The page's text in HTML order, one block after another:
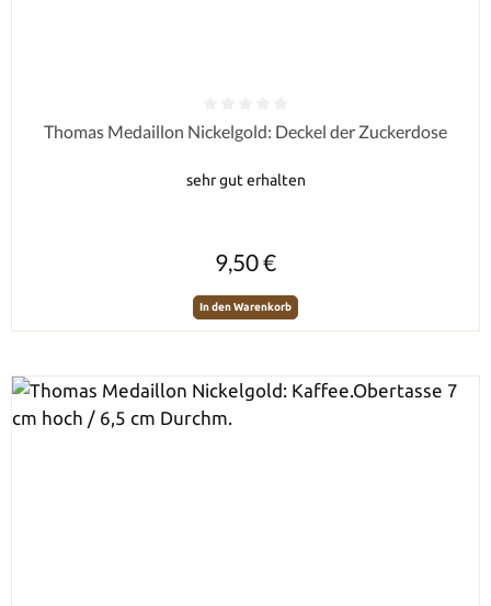
Durchschnittliche Bewertung von 0 von 5 Sternen
Thomas Medaillon Nickelgold: Deckel der Zuckerdose
sehr gut erhalten
9,50 €
In den Warenkorb